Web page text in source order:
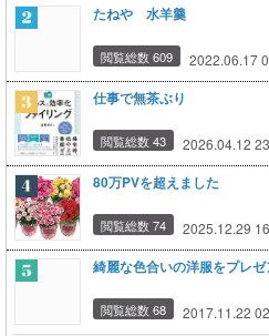
たねや 水羊羹
閲覧総数 609 2022.06.17
仕事で無茶ぶり
閲覧総数 43 2026.04.12
80万PVを超えました
閲覧総数 74 2025.12.29
綺麗な色合いの洋服をプレゼ
閲覧総数 68 2017.11.22